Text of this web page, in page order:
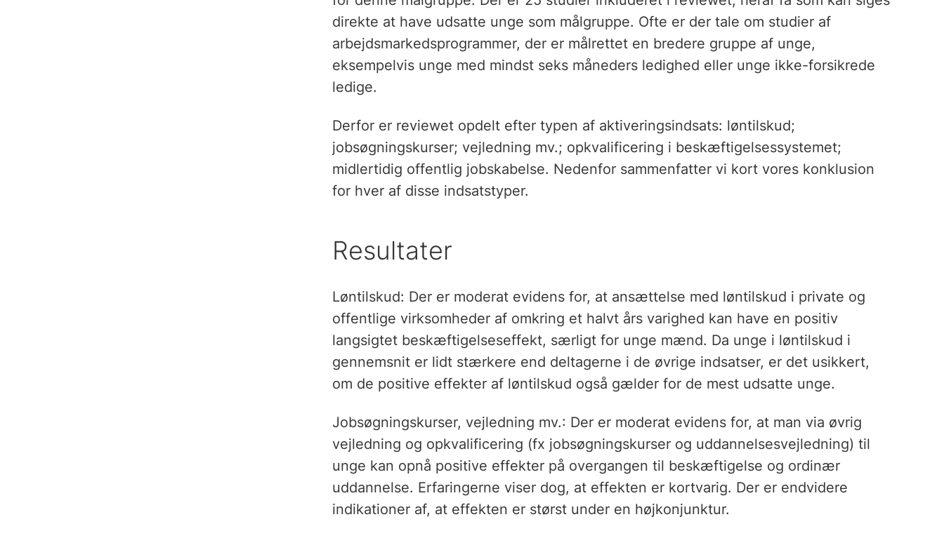
direkte at have udsatte unge som målgruppe. Ofte er der tale om studier af
arbejdsmarkedsprogrammer, der er målrettet en bredere gruppe af unge,
eksempelvis unge med mindst seks måneders ledighed eller unge ikke-forsikrede
ledige.
Derfor er reviewet opdelt efter typen af aktiveringsindsats: løntilskud;
jobsøgningskurser; vejledning mv.; opkvalificering i beskæftigelsessystemet;
midlertidig offentlig jobskabelse. Nedenfor sammenfatter vi kort vores konklusion
for hver af disse indsatstyper.
Resultater
Løntilskud: Der er moderat evidens for, at ansættelse med løntilskud i private og
offentlige virksomheder af omkring et halvt års varighed kan have en positiv
langsigtet beskæftigelseseffekt, særligt for unge mænd. Da unge i løntilskud i
gennemsnit er lidt stærkere end deltagerne i de øvrige indsatser, er det usikkert,
om de positive effekter af løntilskud også gælder for de mest udsatte unge.
Jobsøgningskurser, vejledning mv.: Der er moderat evidens for, at man via øvrig
vejledning og opkvalificering (fx jobsøgningskurser og uddannelsesvejledning) til
unge kan opnå positive effekter på overgangen til beskæftigelse og ordinær
uddannelse. Erfaringerne viser dog, at effekten er kortvarig. Der er endvidere
indikationer af, at effekten er størst under en højkonjunktur.